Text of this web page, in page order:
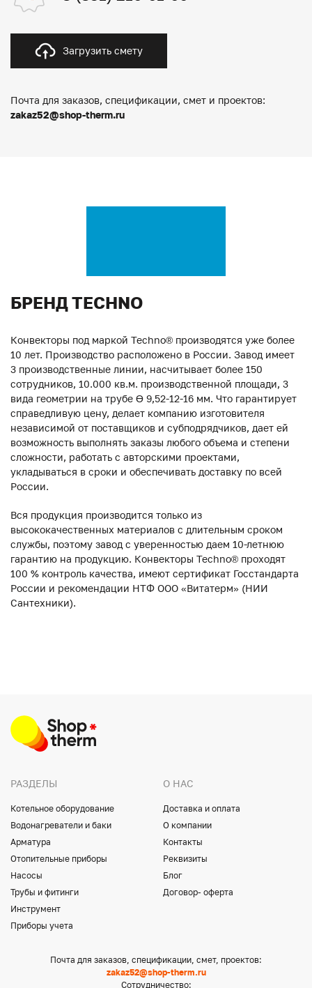
Загрузить смету
Почта для заказов, спецификации, смет и проектов:
zakaz52@shop-therm.ru
БРЕНД TECHNO
Конвекторы под маркой Techno® производятся уже более
10 лет. Производство расположено в России. Завод имеет
3 производственные линии, насчитывает более 150
сотрудников, 10.000 кв.м. производственной площади, 3
вида геометрии на трубе ϴ 9,52-12-16 мм. Что гарантирует
справедливую цену, делает компанию изготовителя
независимой от поставщиков и субподрядчиков, дает ей
возможность выполнять заказы любого объема и степени
сложности, работать с авторскими проектами,
укладываться в сроки и обеспечивать доставку по всей
России.
Вся продукция производится только из
высококачественных материалов с длительным сроком
службы, поэтому завод с уверенностью даем 10-летнюю
гарантию на продукцию. Конвекторы Techno® проходят
100 % контроль качества, имеют сертификат Госстандарта
России и рекомендации НТФ ООО «Витатерм» (НИИ
Сантехники).
РАЗДЕЛЫ
Котельное оборудование
Водонагреватели и баки
Арматура
Отопительные приборы
Насосы
Трубы и фитинги
Инструмент
Приборы учета
О НАС
Доставка и оплата
О компании
Контакты
Реквизиты
Блог
Договор- оферта
Почта для заказов, спецификации, смет, проектов:
zakaz52@shop-therm.ru
Сотрудничество: